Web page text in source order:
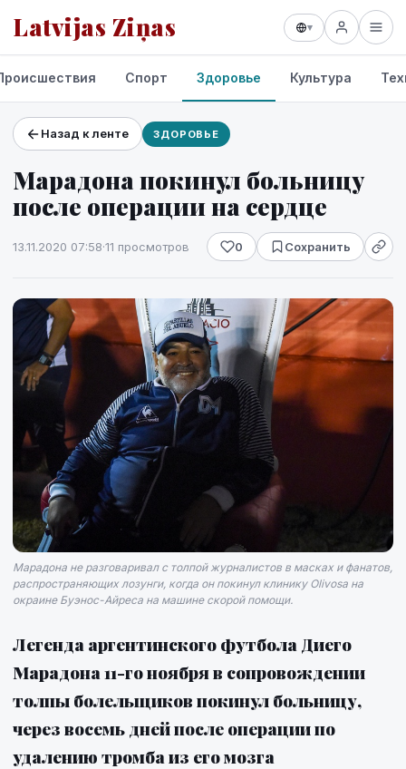
Latvijas Ziņas ▾
Проекты и сервисы
Прогноз погоды
Спорт Здоровье Культура
Назад к ленте ЗДОРОВЬЕ
Марадона покинул больницу
после операции на сердце
13.11.2020 07:58·11 просмотров 0 Сохранить
Марадона не разговаривал с толпой журналистов в масках и фанатов,
распространяющих лозунги, когда он покинул клинику Olivosa на
окраине Буэнос-Айреса на машине скорой помощи.
Легенда аргентинского футбола Диего
Марадона 11-го ноября в сопровождении
толпы болельщиков покинул больницу,
через восемь дней после операции по
удалению тромба из его мозга